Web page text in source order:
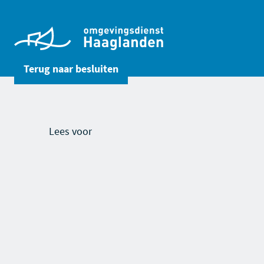
Terug naar besluiten
Lees voor